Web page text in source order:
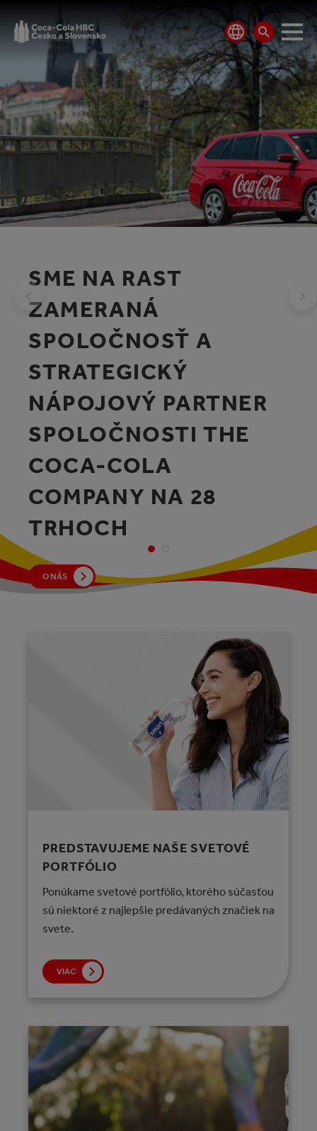
SME NA RAST
ZAMERANÁ
SPOLOČNOSŤ A
STRATEGICKÝ
NÁPOJOVÝ PARTNER
SPOLOČNOSTI THE
COCA-COLA
COMPANY NA 28
TRHOCH
O NÁS
SME NA RAST
ZAMERANÁ
SPOLOČNOSŤ A
STRATEGICKÝ
NÁPOJOVÝ PARTNER
SPOLOČNOSTI THE
COCA-COLA
COMPANY NA 29
TRHOCH
O NÁS
PREDSTAVUJEME NAŠE SVETOVÉ
PORTFÓLIO
Ponúkame svetové portfólio, ktorého súčasťou
sú niektoré z najlepšie predávaných značiek na
svete.
VIAC